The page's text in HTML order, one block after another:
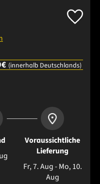
(innerhalb Deutschlands)
Voraussichtliche
Lieferung
Fr, 7. Aug - Mo, 10.
Aug